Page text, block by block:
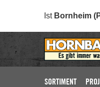
Ist Bornheim
SORTIMENT